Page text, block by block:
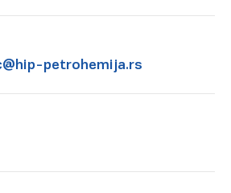
petrohemija.rs